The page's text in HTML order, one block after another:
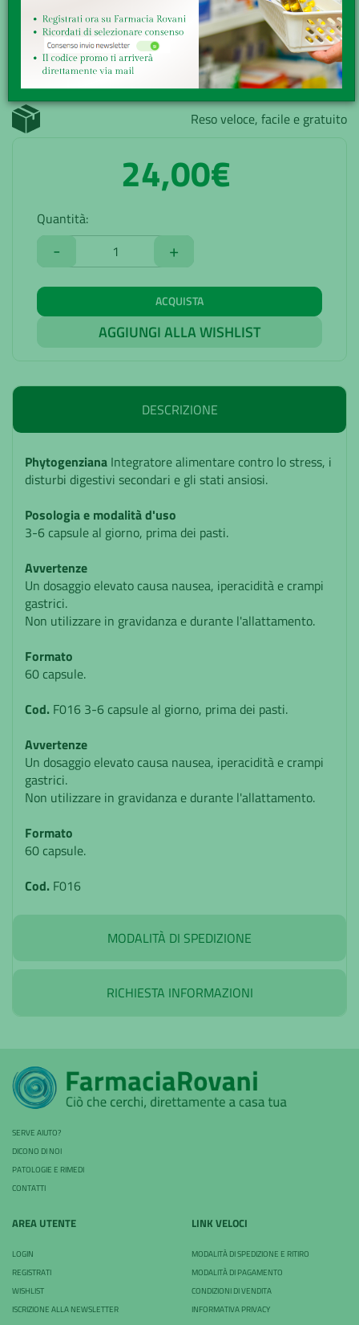
GRATUITA sopra i 49,90€
Ritiro presso la farmacia
Reso veloce, facile e gratuito
24,00€
Quantità:
- +
ACQUISTA
AGGIUNGI ALLA WISHLIST
DESCRIZIONE
Phytogenziana Integratore alimentare contro lo stress, i
disturbi digestivi secondari e gli stati ansiosi.
Posologia e modalità d'uso
3-6 capsule al giorno, prima dei pasti.
Avvertenze
Un dosaggio elevato causa nausea, iperacidità e crampi
gastrici.
Non utilizzare in gravidanza e durante l'allattamento.
Formato
60 capsule.
Cod. F016 3-6 capsule al giorno, prima dei pasti.
Avvertenze
Un dosaggio elevato causa nausea, iperacidità e crampi
gastrici.
Non utilizzare in gravidanza e durante l'allattamento.
Formato
60 capsule.
Cod. F016
MODALITÀ DI SPEDIZIONE
RICHIESTA INFORMAZIONI
SERVE AIUTO?
DICONO DI NOI
PATOLOGIE E RIMEDI
CONTATTI
AREA UTENTE
LOGIN
REGISTRATI
WISHLIST
ISCRIZIONE ALLA NEWSLETTER
LINK VELOCI
MODALITÀ DI SPEDIZIONE E RITIRO
MODALITÀ DI PAGAMENTO
CONDIZIONI DI VENDITA
INFORMATIVA PRIVACY